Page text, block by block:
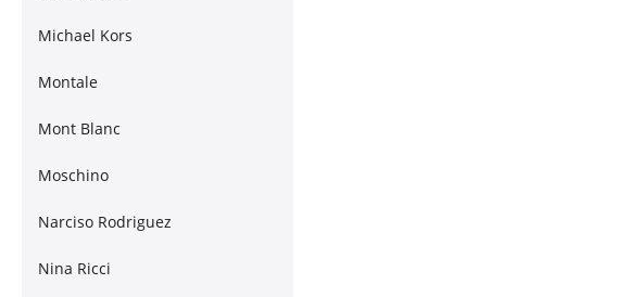
Michael Kors
Montale
Mont Blanc
Moschino
Narciso Rodriguez
Nina Ricci